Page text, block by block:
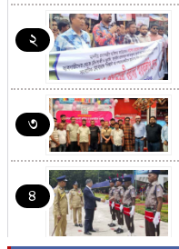
২
৩
৪